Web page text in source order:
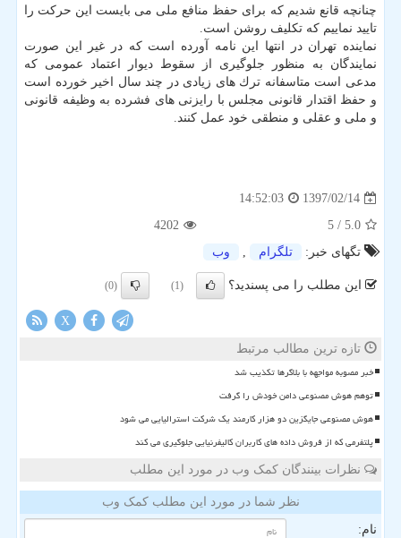
چنانچه قانع شدیم كه برای حفظ منافع ملی می بایست این حركت را
تایید نماییم كه تكلیف روشن است.
نماینده تهران در انتها این نامه آورده است كه در غیر این صورت
نمایندگان به منظور جلوگیری از سقوط دیوار اعتماد عمومی كه
مدعی است متاسفانه ترك های زیادی در چند سال اخیر خورده است
و حفظ اقتدار قانونی مجلس با رایزنی های فشرده به وظیفه قانونی
و ملی و عقلی و منطقی خود عمل كنند.
1397/02/14
14:52:03
5.0
/ 5
4202
تگهای خبر:
تلگرام , وب
این مطلب را می پسندید؟ (1)
(0)
X
تازه ترین مطالب مرتبط
خبر مصوبه مواجهه با بلاگرها تکذیب شد
توهم هوش مصنوعی دامن خودش را گرفت
هوش مصنوعی جایگزین دو هزار کارمند یک شرکت استرالیایی می شود
پلتفرمی که از فروش داده های کاربران کالیفرنیایی جلوگیری می کند
نظرات بینندگان کمک وب در مورد این مطلب
نظر شما در مورد این مطلب کمک وب
نام: